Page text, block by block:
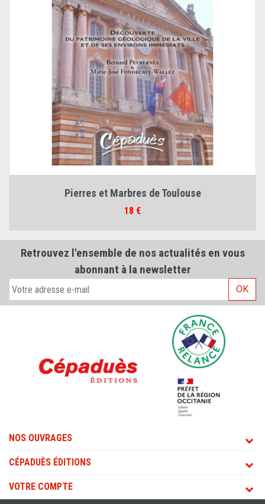
Pierres et Marbres de Toulouse
Prix
18 €
Retrouvez l'ensemble de nos actualités en vous
abonnant à la newsletter
OK
NOS OUVRAGES
CÉPADUÈS ÉDITIONS
VOTRE COMPTE